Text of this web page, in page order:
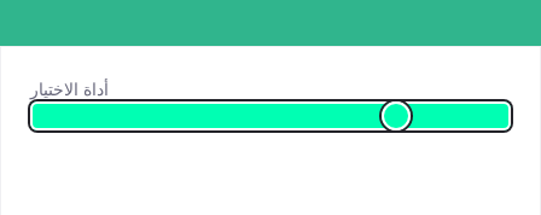
أداة الاختيار